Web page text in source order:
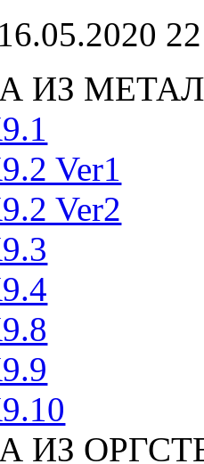
ИЗ
Ver1
Ver2
ИЗ